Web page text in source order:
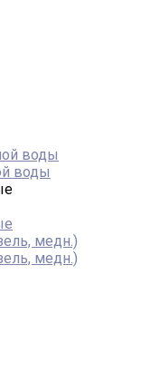
воды
воды
медн.)
медн.)